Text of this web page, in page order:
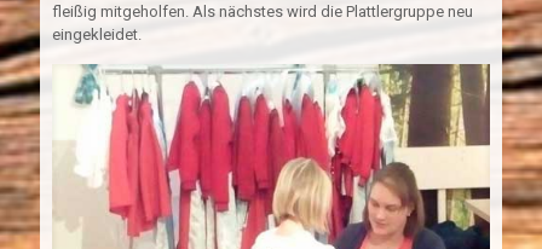
fleißig mitgeholfen. Als nächstes wird die Plattlergruppe neu
eingekleidet.